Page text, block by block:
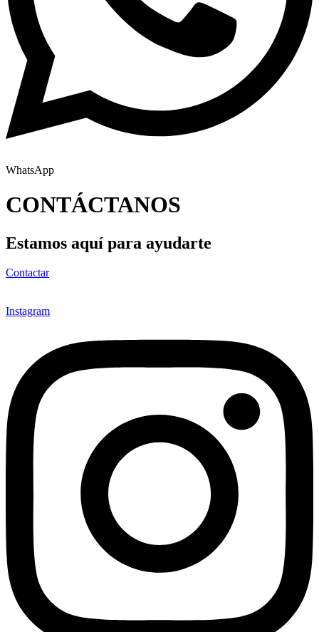
WhatsApp
CONTÁCTANOS
Estamos aquí para ayudarte
Contactar
Instagram